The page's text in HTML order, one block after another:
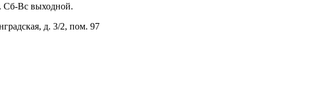
Сб-Вс выходной.
д. 3/2, пом. 97